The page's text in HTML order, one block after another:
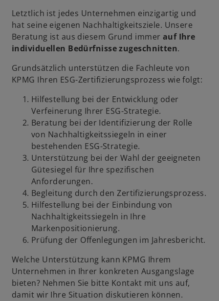
Letztlich ist jedes Unternehmen einzigartig und
hat seine eigenen Nachhaltigkeitsziele. Unsere
Beratung ist aus diesem Grund immer auf Ihre
individuellen Bedürfnisse zugeschnitten.
Grundsätzlich unterstützen die Fachleute von
KPMG Ihren ESG-Zertifizierungsprozess wie folgt:
Hilfestellung bei der Entwicklung oder
Verfeinerung Ihrer ESG-Strategie.
Beratung bei der Identifizierung der Rolle
von Nachhaltigkeitssiegeln in einer
bestehenden ESG-Strategie.
Unterstützung bei der Wahl der geeigneten
Gütesiegel für Ihre spezifischen
Anforderungen.
Begleitung durch den Zertifizierungsprozess.
Hilfestellung bei der Einbindung von
Nachhaltigkeitssiegeln in Ihre
Markenpositionierung.
Prüfung der Offenlegungen im Jahresbericht.
Welche Unterstützung kann KPMG Ihrem
Unternehmen in Ihrer konkreten Ausgangslage
bieten? Nehmen Sie bitte Kontakt mit uns auf,
damit wir Ihre Situation diskutieren können.